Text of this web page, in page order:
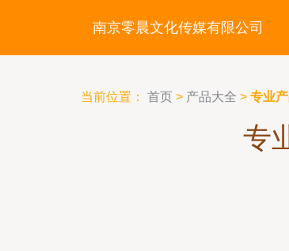
南京零晨文化传媒有限公司
当前位置： 首页 > 产品大全 > 专业
专